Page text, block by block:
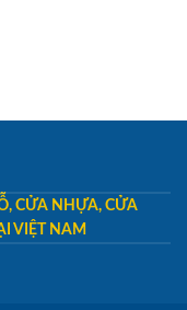
CỬA NHỰA, CỬA
VIỆT NAM